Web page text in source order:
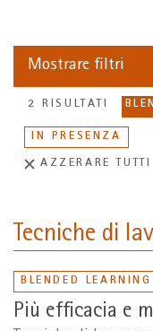
Mostrare filtri
2 RISULTATI
IN PRESENZA
AZZERARE
Tecniche di
BLENDED LEARNING
Più efficacia e